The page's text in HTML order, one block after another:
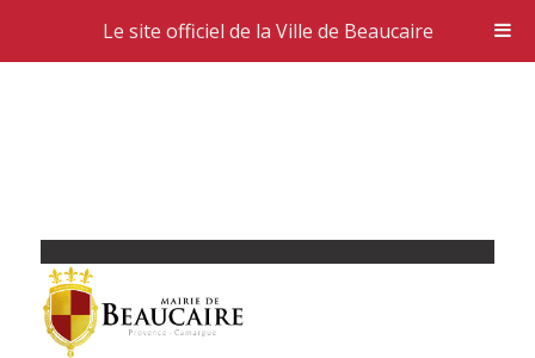
Le site officiel de la Ville de Beaucaire